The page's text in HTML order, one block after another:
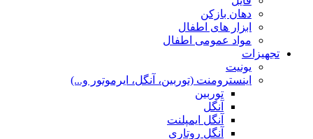
دهان بازکن
ابزار های اطفال
مواد عمومی اطفال
تجهیزات
یونیت
اینسترومنت (توربین، آنگل، ایرموتور و...)
توربین
آنگل
آنگل ایمپلنت
آنگل روتاری